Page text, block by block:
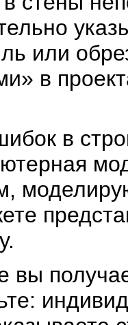
или
в
в
вы